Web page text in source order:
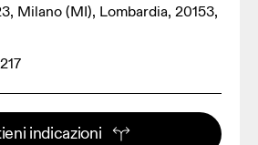
Milano (MI), Lombardia, 20153,
indicazioni